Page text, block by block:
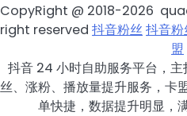
CopyRight @ 2018-2026
right reserved 抖音粉丝抖音粉
盟
抖音 24 小时自助服务平台，
丝、涨粉、播放量提升服务，卡
单快捷，数据提升明显，